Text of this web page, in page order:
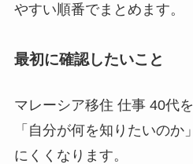
やすい順番でまとめます。
最初に確認したいこと
マレーシア移住 仕事 40代
「自分が何を知りたいの
にくくなります。